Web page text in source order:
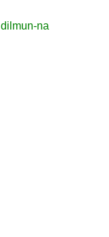
dilmun-na